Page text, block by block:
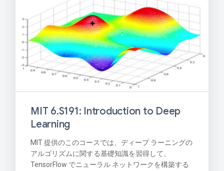
MIT 6.S191: Introduction to Deep
Learning
MIT 提供のこのコースでは、ディープ ラーニングの
アルゴリズムに関する基礎知識を習得して、
TensorFlow でニューラル ネットワークを構築する